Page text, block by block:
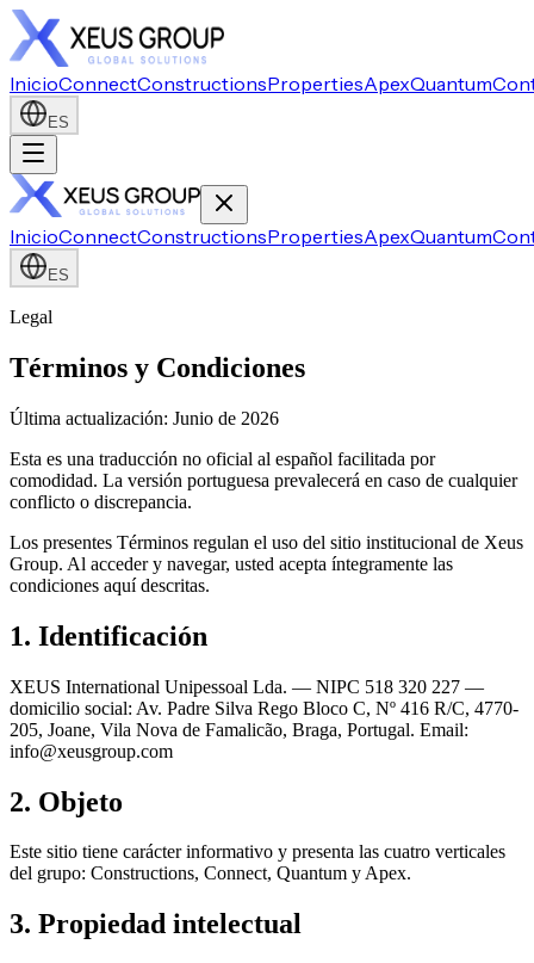
InicioConnectConstructionsPropertiesApexQuantum
ES
InicioConnectConstructionsPropertiesApexQuantum
ES
Legal
Términos y Condiciones
Última actualización: Junio de 2026
Esta es una traducción no oficial al español facilitada por
comodidad. La versión portuguesa prevalecerá en caso de cualquier
conflicto o discrepancia.
Los presentes Términos regulan el uso del sitio institucional de Xeus
Group. Al acceder y navegar, usted acepta íntegramente las
condiciones aquí descritas.
1. Identificación
XEUS International Unipessoal Lda. — NIPC 518 320 227 —
domicilio social: Av. Padre Silva Rego Bloco C, Nº 416 R/C, 4770-
205, Joane, Vila Nova de Famalicão, Braga, Portugal. Email:
info@xeusgroup.com
2. Objeto
Este sitio tiene carácter informativo y presenta las cuatro verticales
del grupo: Constructions, Connect, Quantum y Apex.
3. Propiedad intelectual